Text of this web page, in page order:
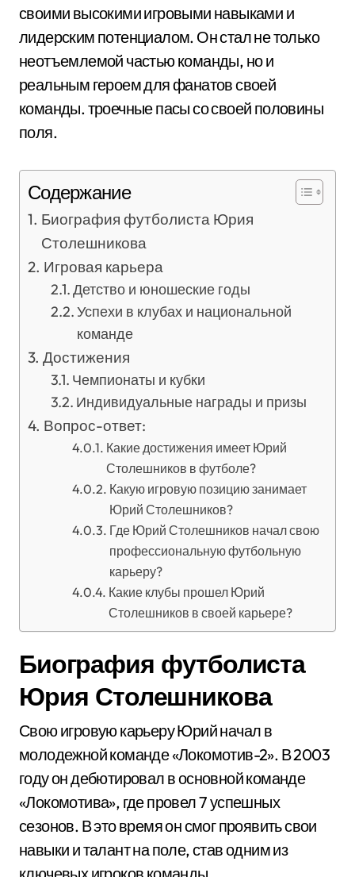
своими высокими игровыми навыками и
лидерским потенциалом. Он стал не только
неотъемлемой частью команды, но и
реальным героем для фанатов своей
команды. троечные пасы со своей половины
поля.
Содержание
Биография футболиста Юрия
Столешникова
Игровая карьера
Детство и юношеские годы
Успехи в клубах и национальной
команде
Достижения
Чемпионаты и кубки
Индивидуальные награды и призы
Вопрос-ответ:
Какие достижения имеет Юрий
Столешников в футболе?
Какую игровую позицию занимает
Юрий Столешников?
Где Юрий Столешников начал свою
профессиональную футбольную
карьеру?
Какие клубы прошел Юрий
Столешников в своей карьере?
Биография футболиста
Юрия Столешникова
Свою игровую карьеру Юрий начал в
молодежной команде «Локомотив-2». В 2003
году он дебютировал в основной команде
«Локомотива», где провел 7 успешных
сезонов. В это время он смог проявить свои
навыки и талант на поле, став одним из